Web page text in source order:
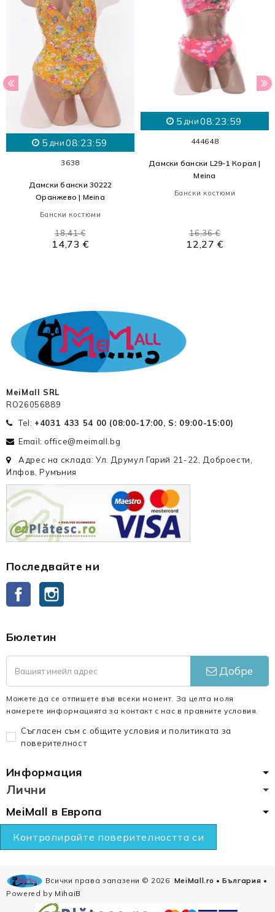
5 дни 08:23:59
3638
Дамски бански 30222
Оранжево | Meina
Бански костюми
14,73 €
18,41 €
5 дни 08:23:59
444648
Дамски бански L29-1 Корал |
Meina
Бански костюми
12,27 €
16,36 €
MeiMall SRL
RO26056889
Tel: +4031 433 54 00 (08:00-17:00, S: 09:00-15:00)
Email: office@meimall.bg
Адрес на склада: Ул. Друмул Гарий 21-22, Доброести,
Илфов, Румъния
Последвайте ни
Facebook
Бюлетин
Добре
Можете да се отпишете във всеки момент. За целта моля
намерете информацията за контакт с нас в правните условия.
Съгласен съм с общите условия и политиката за
поверителност
Информация
Лични
MeiMall в Европа
Контролирайте поверителността си
Всички права запазени © 2026 MeiMall.ro • България •
Powered by MihaiB